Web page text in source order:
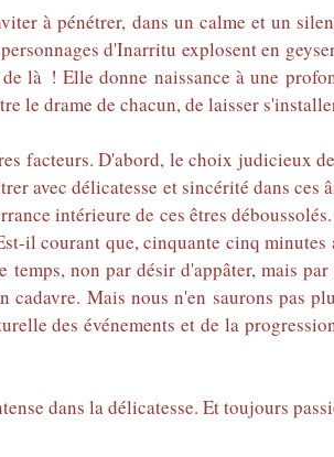
à pénétrer, dans un calme et un
d'Inarritu explosent en
là ! Elle donne naissance à une
le drame de chacun, de laisser
facteurs. D'abord, le choix judicieux
avec délicatesse et sincérité dans
intérieure de ces êtres
il courant que, cinquante cinq
non par désir d'appâter, mais
Mais nous n'en saurons pas
des événements et de la
dans la délicatesse. Et toujours